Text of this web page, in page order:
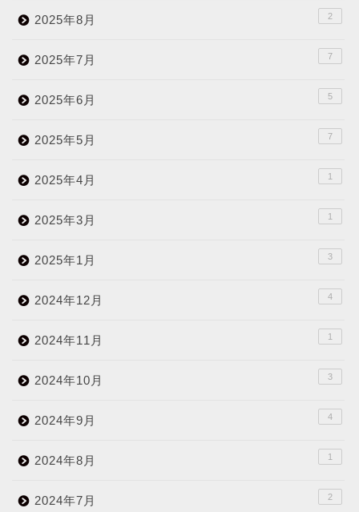
2025年8月 2
2025年7月 7
2025年6月 5
2025年5月 7
2025年4月 1
2025年3月 1
2025年1月 3
2024年12月 4
2024年11月 1
2024年10月 3
2024年9月 4
2024年8月 1
2024年7月 2